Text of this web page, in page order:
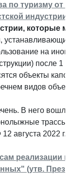
по туризму от
индустрии"
которые
на
после 1
объекты
видов
В него
августа 2022
реализации
(утв.